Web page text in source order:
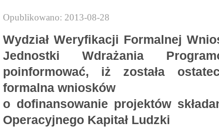
Opublikowano: 2013-08-28
Wydział Weryfikacji Formalnej
Jednostki Wdrażania
poinformować, iż została
formalna wniosków
o dofinansowanie projektów
Operacyjnego Kapitał Ludzki